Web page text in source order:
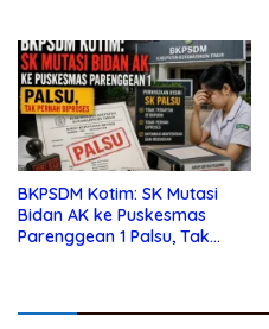
BKPSDM Kotim: SK Mutasi
Bidan AK ke Puskesmas
Parenggean 1 Palsu, Tak